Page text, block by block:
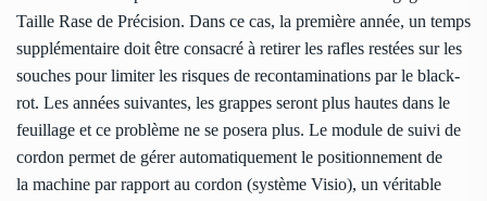
Taille Rase de Précision. Dans ce cas, la première année, un temps
supplémentaire doit être consacré à retirer les rafles restées sur les
souches pour limiter les risques de recontaminations par le black-
rot. Les années suivantes, les grappes seront plus hautes dans le
feuillage et ce problème ne se posera plus. Le module de suivi de
cordon permet de gérer automatiquement le positionnement de
la machine par rapport au cordon (système Visio), un véritable